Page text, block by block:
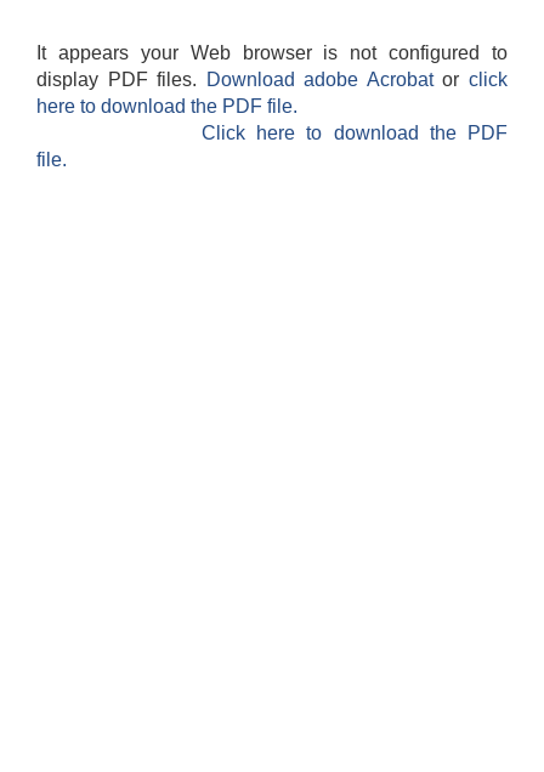
It appears your Web browser is not configured to
display PDF files.
Download adobe Acrobatorclick
here to download the PDF file.
Click here to download the PDF
file.